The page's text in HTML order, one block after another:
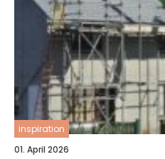
inspiration
01. April 2026